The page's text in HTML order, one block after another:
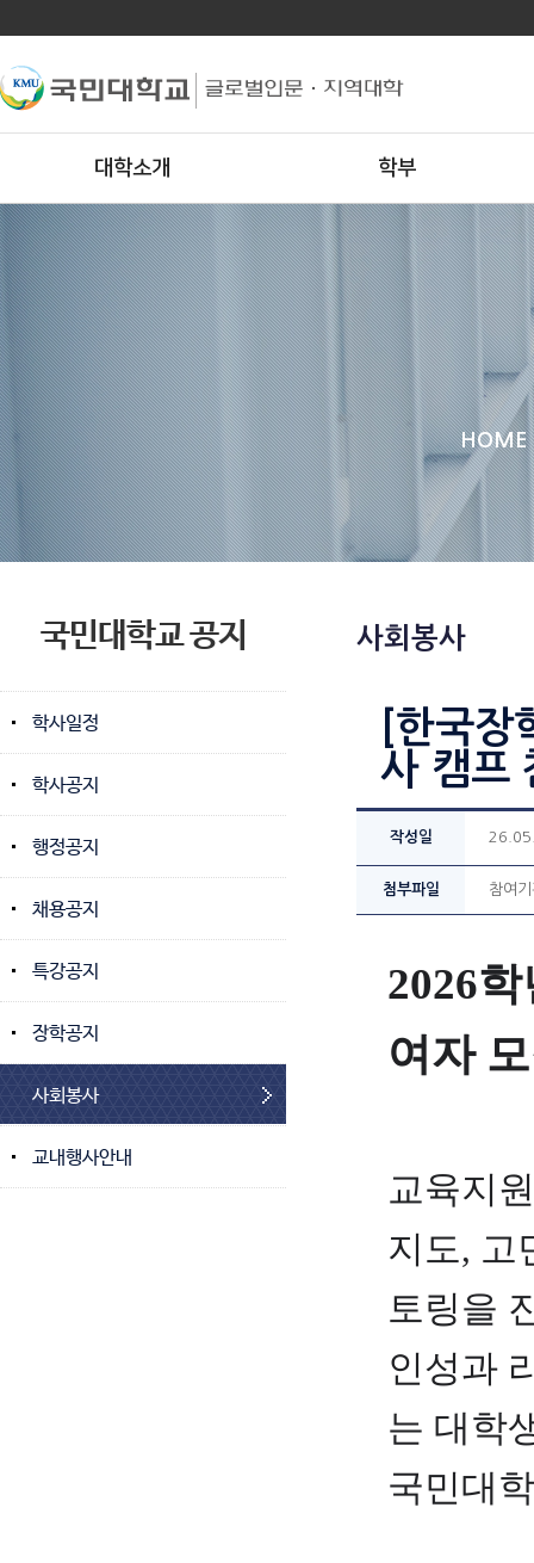
대학소개 학부
HOME
국민대학교 공지
학사일정
학사공지
행정공지
채용공지
특강공지
장학공지
사회봉사
교내행사안내
사회봉사
[한국
사 캠프
작성일
첨부파일 참여
2026
여자
교육지
지도,
토링을
인성과
는 대학
국민대